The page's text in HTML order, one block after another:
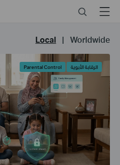
SearchMenu
Local | Worldwide
Parental Control الرقابة الأبوية